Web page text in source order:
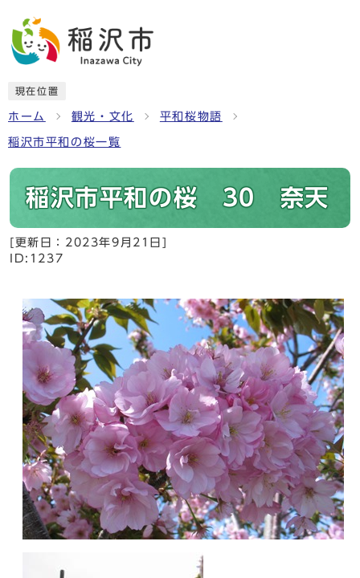
現在位置
ホーム 観光・文化 平和桜物語
稲沢市平和の桜一覧
稲沢市平和の桜 30 奈天
[更新日： 2023年9月21日
ID:1237